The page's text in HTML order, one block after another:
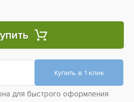
для быстрого оформления